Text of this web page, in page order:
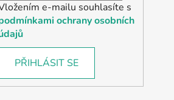
e-mailu souhlasíte s
ochrany osobních
PŘIHLÁSIT SE